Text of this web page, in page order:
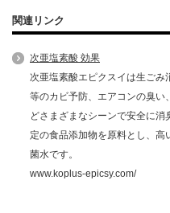
関連リンク
次亜塩素酸 効果
次亜塩素酸エピクスイは生ご
等のカビ予防、エアコンの臭い
どさまざまなシーンで安全に
定の食品添加物を原料とし、
菌水です。
www.koplus-epicsy.com/